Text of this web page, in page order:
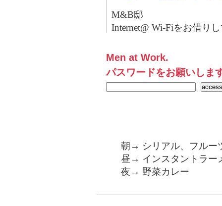
M&B邸
Internet@ Wi-Fiをお借り
Men at Work.
パスワードをお願いしま
朝→ シリアル、フルー
昼→ インスタントラー
夜→ 野菜カレー